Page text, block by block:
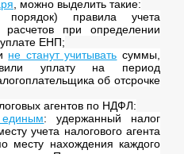
, можно выделить такие:
порядок) правила учета
при определении
ЕНП;
не станут учитывать суммы,
уплату на период
об отсрочке
агентов по НДФЛ:
единым: удержанный налог
учета налогового агента
месту нахождения каждого